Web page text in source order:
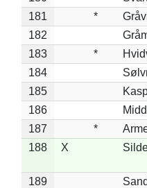
181
*
182
183
*
184
185
186
187
*
188
X
189